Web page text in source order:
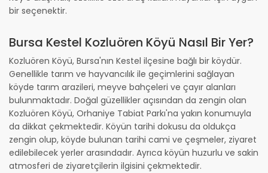
bir seçenektir.
Bursa Kestel Kozluören Köyü Nasıl Bir Yer?
Kozluören Köyü, Bursa'nın Kestel ilçesine bağlı bir köydür.
Genellikle tarım ve hayvancılık ile geçimlerini sağlayan
köyde tarım arazileri, meyve bahçeleri ve çayır alanları
bulunmaktadır. Doğal güzellikler açısından da zengin olan
Kozluören Köyü, Orhaniye Tabiat Parkı'na yakın konumuyla
da dikkat çekmektedir. Köyün tarihi dokusu da oldukça
zengin olup, köyde bulunan tarihi cami ve çeşmeler, ziyaret
edilebilecek yerler arasındadır. Ayrıca köyün huzurlu ve sakin
atmosferi de ziyaretçilerin ilgisini çekmektedir.